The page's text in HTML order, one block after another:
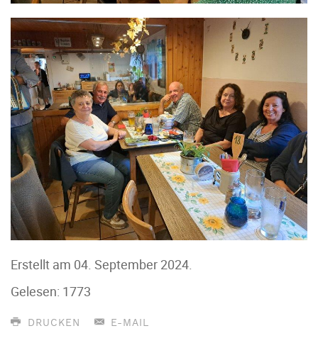
Erstellt am 04. September 2024.
Gelesen: 1773
DRUCKEN E-MAIL